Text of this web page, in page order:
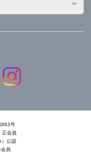
883号
正会員
）公認
員